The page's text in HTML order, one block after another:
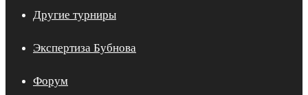
Другие турниры
Экспертиза Бубнова
Форум